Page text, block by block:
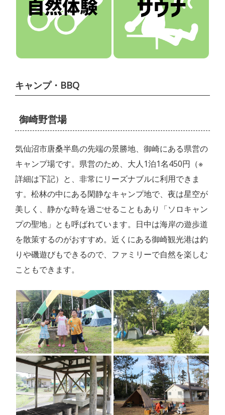
キャンプ・BBQ
御崎野営場
気仙沼市唐桑半島の先端の景勝地、御崎にある県営の
キャンプ場です。県営のため、大人1泊1名450円（※
詳細は下記）と、非常にリーズナブルに利用できま
す。松林の中にある閑静なキャンプ地で、夜は星空が
美しく、静かな時を過ごせることもあり「ソロキャン
プの聖地」とも呼ばれています。日中は海岸の遊歩道
を散策するのがおすすめ。近くにある御崎観光港は釣
りや磯遊びもできるので、ファミリーで自然を楽しむ
こともできます。